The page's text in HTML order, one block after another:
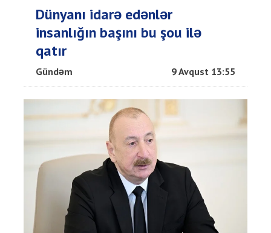
Dünyanı idarə edənlər
insanlığın başını bu şou ilə
qatır
Gündəm 9 Avqust 13:55